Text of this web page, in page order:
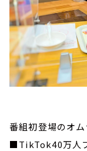
番組初登場のオム
■TikTok40万人